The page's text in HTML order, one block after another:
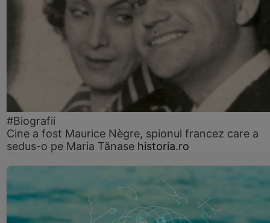
#Biografii
Cine a fost Maurice Nègre, spionul francez care a
sedus-o pe Maria Tănase historia.ro